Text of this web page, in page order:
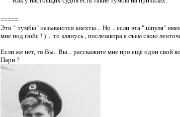
=====
Эти " тумбы" называются кнехты... Но .. если эта " шпуля"
мне под гюйс ! ) ... то клянусь , послезавтра я съем свою
Если же нет, то Вы.. Вы... расскажите мне про ещё один свой
Пари ?